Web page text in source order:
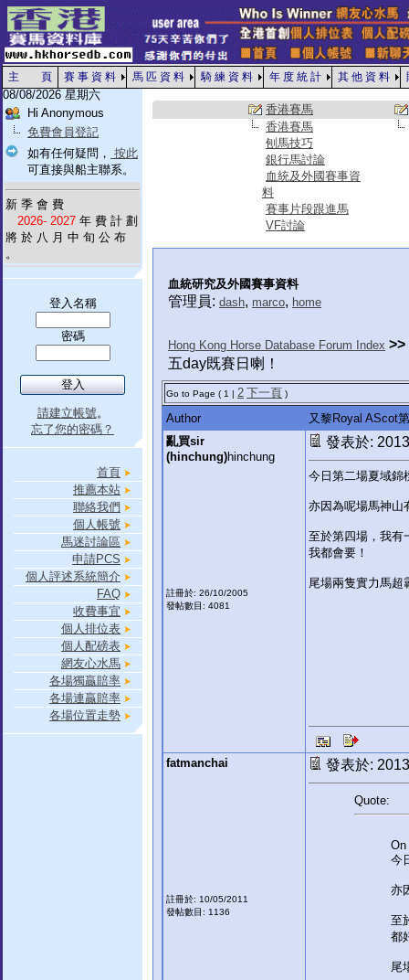
主 頁 賽 事 資 料 馬 匹 資 料 騎 練 資 料 年 度 統 計 其 他 資 料
08/08/2026 星期六
Hi Anonymous
免費會員登記
如有任何疑問， 按此
可直接與船主聯系。
新 季 會 費
2026- 2027 年 費 計 劃
將 於 八 月 中 旬 公 布
。
登入名稱
密碼
請建立帳號。
忘了您的密碼？
首頁
推薦本站
聯絡我們
個人帳號
馬迷討論區
申請PCS
個人評述系統簡介
FAQ
收費事宜
個人排位表
個人配磅表
網友心水馬
各場獨贏賠率
各場連贏賠率
各場位置走勢
香港賽馬
香港賽馬
刨馬技巧
銀行馬討論
血統及外國賽事資
料
賽事片段跟進馬
VF討論
血統研究及外國賽事資料
管理員: dash, marco, home
Hong Kong Horse Database Forum Index >>
五day既賽日喇！
Go to Page ( 1 | 2 下一頁 )
Author
又黎Royal AScot
亂買sir
(hinchung)hinchung
註冊於: 26/10/2005
發帖數目: 4081
發表於:
今日第二場夏域錦
亦因為呢場馬神山
至於第四場，我有
我都會要！
尾場兩隻實力馬超
fatmanchai
註冊於: 10/05/2011
發帖數目: 1136
發表於:
Quote:
On
今
亦
至
都
尾